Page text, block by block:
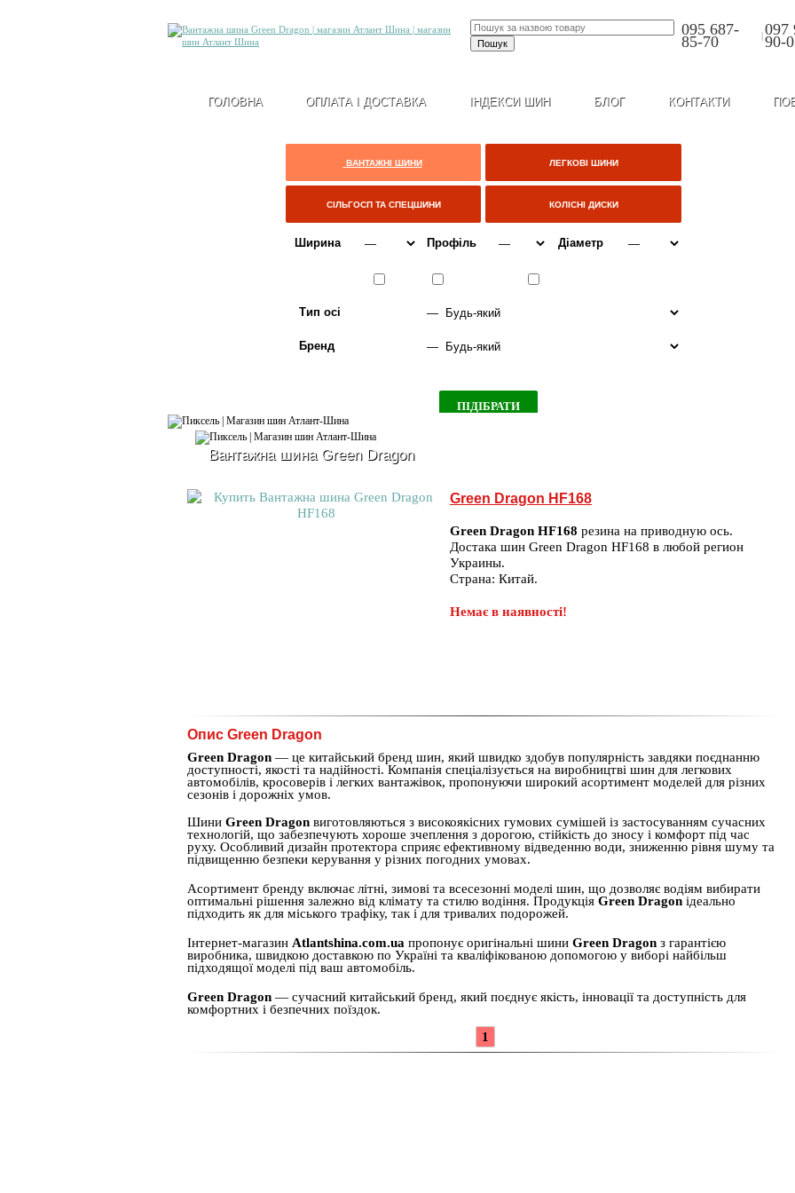
095 687-
85-70 |097
90-
ГОЛОВНА ОПЛАТА І ДОСТАВКА ІНДЕКСИ ШИН БЛОГ КОНТАКТИ
ВАНТАЖНІ ШИНИ ЛЕГКОВІ ШИНИ
СІЛЬГОСП ТА СПЕЦШИНИ КОЛІСНІ ДИСКИ
Ширина Профіль Діаметр
Тип осі
Бренд
Вантажна шина Green Dragon
Green Dragon HF168
Green Dragon HF168 резина на приводную ось.
Достака шин Green Dragon HF168 в любой регион
Украины.
Страна: Китай.
Немає в наявності!
Опис Green Dragon
Green Dragon — це китайський бренд шин, який швидко здобув популярність завдяки поєднанню
доступності, якості та надійності. Компанія спеціалізується на виробництві шин для легкових
автомобілів, кросоверів і легких вантажівок, пропонуючи широкий асортимент моделей для різних
сезонів і дорожніх умов.
Шини Green Dragon виготовляються з високоякісних гумових сумішей із застосуванням сучасних
технологій, що забезпечують хороше зчеплення з дорогою, стійкість до зносу і комфорт під час
руху. Особливий дизайн протектора сприяє ефективному відведенню води, зниженню рівня шуму та
підвищенню безпеки керування у різних погодних умовах.
Асортимент бренду включає літні, зимові та всесезонні моделі шин, що дозволяє водіям вибирати
оптимальні рішення залежно від клімату та стилю водіння. ПродукціяGreen Dragonідеально
підходить як для міського трафіку, так і для тривалих подорожей.
Інтернет-магазин Atlantshina.com.ua пропонує оригінальні шини Green Dragon з гарантією
виробника, швидкою доставкою по Україні та кваліфікованою допомогою у виборі найбільш
підходящої моделі під ваш автомобіль.
Green Dragon — сучасний китайський бренд, який поєднує якість, інновації та доступність для
комфортних і безпечних поїздок.
1